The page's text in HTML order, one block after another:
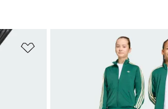
Zur Wunschliste hinzufügen